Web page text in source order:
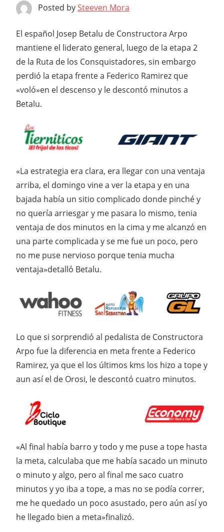
Posted bySteeven Mora
El español Josep Betalu de Constructora Arpo
mantiene el liderato general, luego de la etapa 2
de la Ruta de los Consquistadores, sin embargo
perdió la etapa frente a Federico Ramirez que
«voló»en el descenso y le descontó minutos a
Betalu.
«La estrategia era clara, era llegar con una ventaja
arriba, el domingo vine a ver la etapa y en una
bajada había un sitio complicado donde pinché y
no quería arriesgar y me pasara lo mismo, tenia
ventaja de dos minutos en la cima y me alcanzó en
una parte complicada y se me fue un poco, pero
no me puse nervioso porque tenia mucha
ventaja»detalló Betalu.
Lo que si sorprendió al pedalista de Constructora
Arpo fue la diferencia en meta frente a Federico
Ramirez, ya que el los últimos kms los hizo a tope y
aun así el de Orosi, le descontó cuatro minutos.
«Al final había barro y todo y me puse a tope hasta
la meta, calculaba que me había sacado un minuto
o minuto y algo, pero al final me saco cuatro
minutos y yo iba a tope, a mas no se podía correr,
me he quedado un poco asustado, pero aún así yo
he llegado bien a meta»finalizó.